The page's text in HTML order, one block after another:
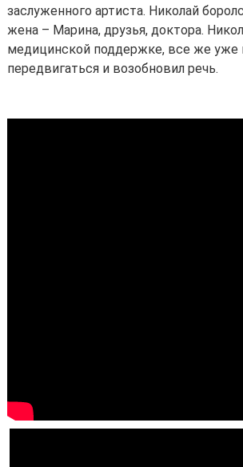
заслуженного артиста. Николай
жена – Марина, друзья, доктора.
медицинской поддержке, все же уже
передвигаться и возобновил речь.